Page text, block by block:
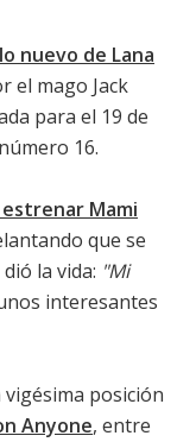
nuevo de Lana
el mago Jack
para el 19 de
16.
Mami
que se
la vida: "Mi
interesantes
posición
Anyone, entre